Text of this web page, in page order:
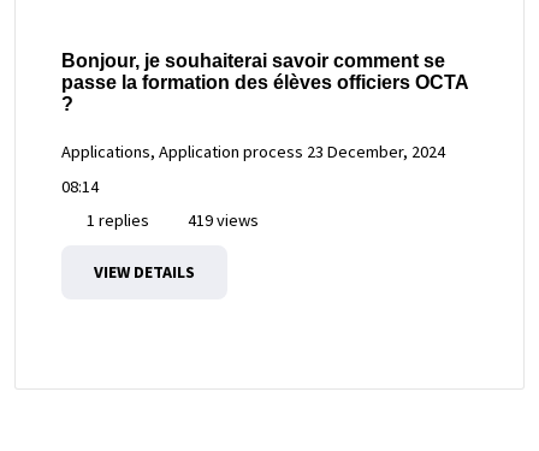
Bonjour, je souhaiterai savoir comment se
passe la formation des élèves officiers OCTA
?
Applications, Application process 23 December, 2024
08:14
1 replies
419 views
VIEW DETAILS